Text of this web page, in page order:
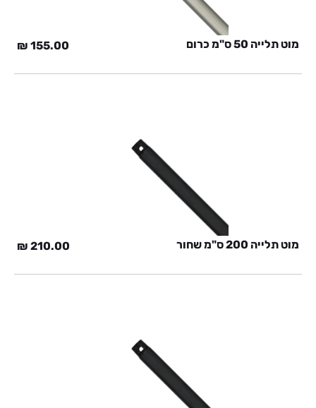
מוט תלייה 50 ס"מ כרום 155.00
₪
מוט תלייה 200 ס"מ שחור 210.00
₪